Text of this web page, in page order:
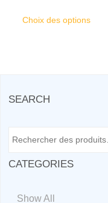
Choix des options
SEARCH
CATEGORIES
Show All